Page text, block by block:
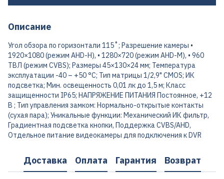
Описание
Угол обзора по горизонтали 115˚; Разрешение камеры •
1920×1080 (режим AHD-H), • 1280×720 (режим AHD-M), • 960
ТВЛ (режим CVBS); Размеры 45×130×24 мм; Температура
эксплуатации -40 – +50 °С; Тип матрицы 1/2,9" CMOS; ИК
подсветка; Мин. освещенность 0,01 лк до 1,5 м; Класс
защищенности IP65; НАПРЯЖЕНИЕ ПИТАНИЯ Постоянное, +12
В ; Тип управления замком: Нормально-открытые контакты
(сухая пара); Уникальные функции: Механический ИК фильтр,
Градиентная подсветка кнопки, Поддержка CVBS/AHD,
Отдельное питание видеокамеры для подключения к DVR
Доставка Оплата Гарантия Возврат